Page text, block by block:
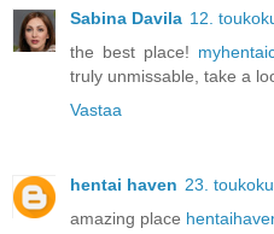
Sabina Davila 12.
the best place!
truly unmissable, take a
Vastaa
hentai haven 23.
amazing place